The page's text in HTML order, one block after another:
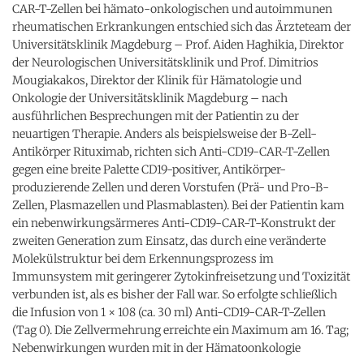
CAR-T-Zellen bei hämato-onkologischen und autoimmunen
rheumatischen Erkrankungen entschied sich das Ärzteteam der
Universitätsklinik Magdeburg – Prof. Aiden Haghikia, Direktor
der Neurologischen Universitätsklinik und Prof. Dimitrios
Mougiakakos, Direktor der Klinik für Hämatologie und
Onkologie der Universitätsklinik Magdeburg – nach
ausführlichen Besprechungen mit der Patientin zu der
neuartigen Therapie. Anders als beispielsweise der B-Zell-
Antikörper Rituximab, richten sich Anti-CD19-CAR-T-Zellen
gegen eine breite Palette CD19-positiver, Antikörper-
produzierende Zellen und deren Vorstufen (Prä- und Pro-B-
Zellen, Plasmazellen und Plasmablasten). Bei der Patientin kam
ein nebenwirkungsärmeres Anti-CD19-CAR-T-Konstrukt der
zweiten Generation zum Einsatz, das durch eine veränderte
Molekülstruktur bei dem Erkennungsprozess im
Immunsystem mit geringerer Zytokinfreisetzung und Toxizität
verbunden ist, als es bisher der Fall war. So erfolgte schließlich
die Infusion von 1 × 108 (ca. 30 ml) Anti-CD19-CAR-T-Zellen
(Tag 0). Die Zellvermehrung erreichte ein Maximum am 16. Tag;
Nebenwirkungen wurden mit in der Hämatoonkologie